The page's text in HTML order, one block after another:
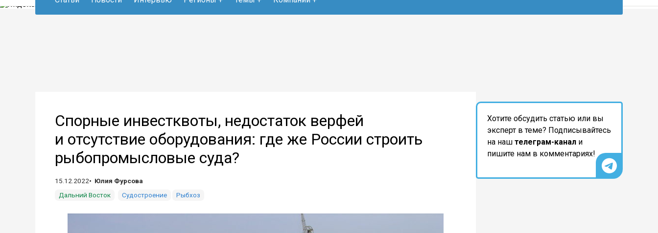
Спорные инвестквоты, недостаток верфей
и отсутствие оборудования: где же России строить
рыбопромысловые суда?
15.12.2022
Юлия Фурсова
Дальний Восток
Судостроение Рыбхоз
Хотите обсудить статью или вы
эксперт в теме? Подписывайтесь
на наш телеграм-канал и
пишите нам в комментариях!